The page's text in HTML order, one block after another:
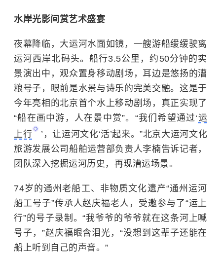
水岸光影间赏艺术盛宴
夜幕降临，大运河水面如镜，一艘游船缓缓驶离
运河西岸北码头。船行3.5公里，约50分钟的实
景演出中，观众置身移动剧场，耳边是悠扬的漕
粮号子，眼前是水景与诗乐的完美交融。这是于
今年亮相的北京首个水上移动剧场，真正实现了
“船在画中游，人在景中赏”。“我们希望通过‘运
上行
’，让运河文化‘活’起来。”北京大运河文化
旅游发展公司船舶运营部负责人李楠告诉记者，
团队深入挖掘运河历史，再现漕运场景。
74岁的通州老船工、非物质文化遗产“通州运河
船工号子”传承人赵庆福老人，受邀参与了“运上
行”的号子录制。“我爷爷的爷爷就在这条河上喊
号子，”赵庆福眼含泪光，“没想到这辈子还能在
船上听到自己的声音。”